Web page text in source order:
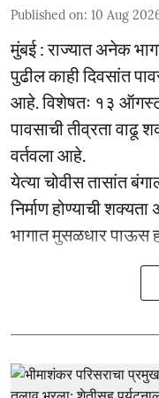
Published on: 10 Aug
मुंबई : राज्यात अनेक
पुढील काही दिवसांत
आहे. विशेषतः १३
पावसाची तीव्रता वाढू
वर्तवला आहे.
येत्या चोवीस तासांत
निर्माण होण्याची
भागात मुसळधार पाऊस